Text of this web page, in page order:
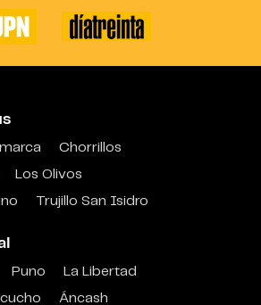
Chorrillos
Los Olivos
Trujillo San Isidro
Puno
La Libertad
Áncash